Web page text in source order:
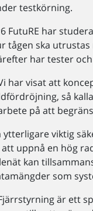
testkörning.
FutuRE har
tågen ska
har tester
har visat att
så
på att
ytterligare viktig
uppnå en hög
kan
som
är ett